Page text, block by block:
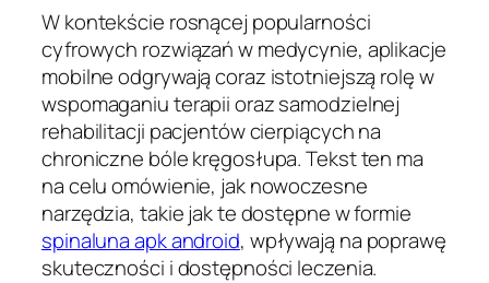
W kontekście rosnącej popularności
cyfrowych rozwiązań w medycynie, aplikacje
mobilne odgrywają coraz istotniejszą rolę w
wspomaganiu terapii oraz samodzielnej
rehabilitacji pacjentów cierpiących na
chroniczne bóle kręgosłupa. Tekst ten ma
na celu omówienie, jak nowoczesne
narzędzia, takie jak te dostępne w formie
spinaluna apk android, wpływają na poprawę
skuteczności i dostępności leczenia.